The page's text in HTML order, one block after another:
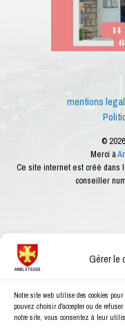
Gérer le
Notre site web utilise des cookies
pouvez choisir d'accepter ou de
notre site, vous consentez à leur
mentions
©
Merci à
Ce site internet est créé dans
conseiller